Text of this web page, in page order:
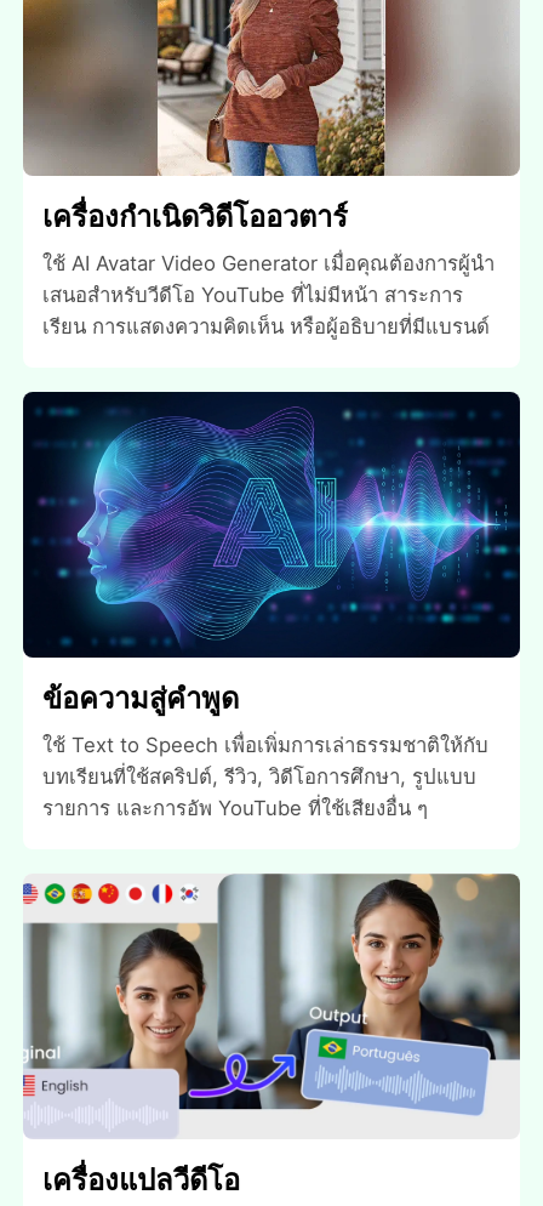
เครื่องกําเนิดวิดีโออวตาร์
ใช้ AI Avatar Video Generator เมื่อคุณต้องการผู้นํา
เสนอสําหรับวีดีโอ YouTube ที่ไม่มีหน้า สาระการ
เรียน การแสดงความคิดเห็น หรือผู้อธิบายที่มีแบรนด์
ข้อความสู่คําพูด
ใช้ Text to Speech เพื่อเพิ่มการเล่าธรรมชาติให้กับ
บทเรียนที่ใช้สคริปต์, รีวิว, วิดีโอการศึกษา, รูปแบบ
รายการ และการอัพ YouTube ที่ใช้เสียงอื่น ๆ
เครื่องแปลวีดีโอ